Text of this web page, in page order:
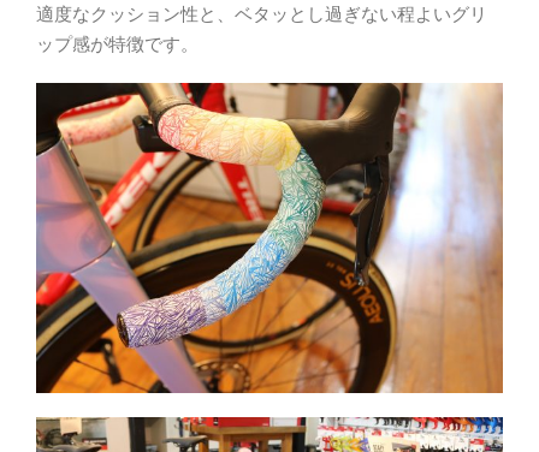
適度なクッション性と、ベタッとし過ぎない程よいグリ
ップ感が特徴です。